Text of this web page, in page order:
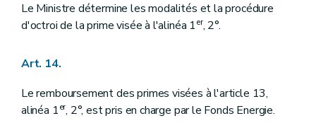
Le Ministre détermine les modalités et la procédure
d'octroi de la prime visée à l'alinéa 1er, 2°.
Art. 14.
Le remboursement des primes visées à l'article 13,
alinéa 1er, 2°, est pris en charge par le Fonds Energie.